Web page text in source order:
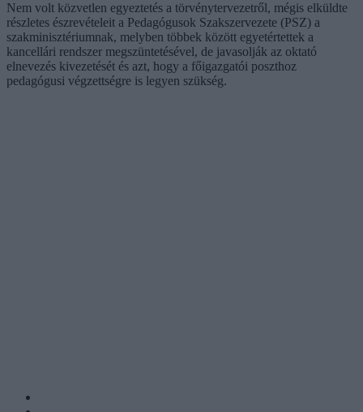
Nem volt közvetlen egyeztetés a törvénytervezetről, mégis elküldte
részletes észrevételeit a Pedagógusok Szakszervezete (PSZ) a
szakminisztériumnak, melyben többek között egyetértettek a
kancellári rendszer megszüntetésével, de javasolják az oktató
elnevezés kivezetését és azt, hogy a főigazgatói poszthoz
pedagógusi végzettségre is legyen szükség.